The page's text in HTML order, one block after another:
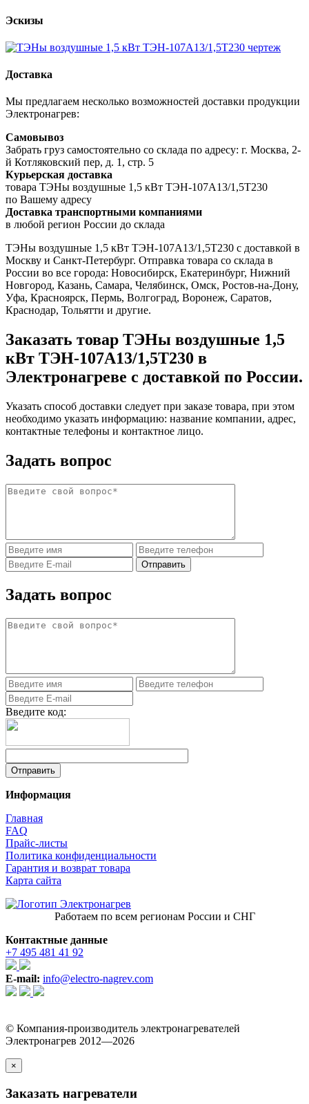
Эскизы
Доставка
Мы предлагаем несколько возможностей доставки продукции
Электронагрев:
Самовывоз
Забрать груз самостоятельно со склада по адресу: г. Москва, 2-
й Котляковский пер, д. 1, стр. 5
Курьерская доставка
товара ТЭНы воздушные 1,5 кВт ТЭН-107А13/1,5Т230
по Вашему адресу
Доставка транспортными компаниями
в любой регион России до склада
ТЭНы воздушные 1,5 кВт ТЭН-107А13/1,5Т230 с доставкой в
Москву и Санкт-Петербург. Отправка товара со склада в
России во все города: Новосибирск, Екатеринбург, Нижний
Новгород, Казань, Самара, Челябинск, Омск, Ростов-на-Дону,
Уфа, Красноярск, Пермь, Волгоград, Воронеж, Саратов,
Краснодар, Тольятти и другие.
Заказать товар ТЭНы воздушные 1,5
кВт ТЭН-107А13/1,5Т230 в
Электронагреве с доставкой по России.
Указать способ доставки следует при заказе товара, при этом
необходимо указать информацию: название компании, адрес,
контактные телефоны и контактное лицо.
Задать вопрос
Задать вопрос
Введите код:
Информация
Главная
FAQ
Прайс-листы
Политика конфиденциальности
Гарантия и возврат товара
Карта сайта
Работаем по всем регионам России и СНГ
Контактные данные
+7 495 481 41 92
E-mail: info@electro-nagrev.com
© Компания-производитель электронагревателей
Электронагрев 2012—2026
×
Заказать нагреватели